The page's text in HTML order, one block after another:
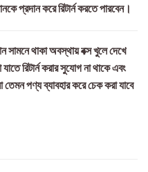
প্রদান করে রিটার্ন করতে পারবেন।
সামনে থাকা অবস্থায় বক্স খুলে দেখে
রিটার্ন করার সুযোগ না থাকে এবং
তেমন পণ্য ব্যাবহার করে চেক করা যাবে